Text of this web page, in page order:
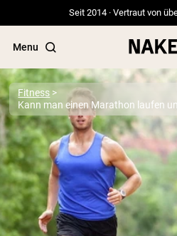
Seit 2014 · Vertraut von
Menu
Beliebte Suchbegriffe
”Protein Powder“
”Overnight Oats“
”Vegan protein“
”Collagen“
”Micellar Casein“
Fitness